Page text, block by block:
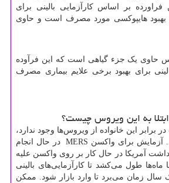
بر اساس کارآزمایی بالینی برای
هایپوکسی مورد مصرف است و حاوی
حاوی یک جزء گیاهی است که این فرآوده
برای بهبود برخی علایم بیماری مصرف
به این ویروس چیست؟
برابر این خانواده از ویروس‌ها وجود ندارد،
آزمایش برای واکسن MERS در حال انجام
آمریکا در حال کار بر روی واکسن علیه
طول می‌کشد تا کارآزمایی‌های بالینی
سال زمان می‌برد تا وارد بازار شود. ممکن